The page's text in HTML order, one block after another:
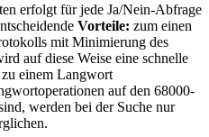
erfolgt für jede Ja/Nein-Abfrage
Vorteile: zum einen
mit Minimierung des
auf diese Weise eine schnelle
einem Langwort
auf den 68000-
werden bei der Suche nur